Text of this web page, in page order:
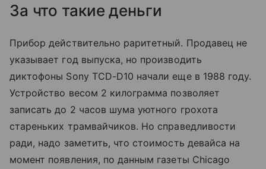
За что такие деньги
Прибор действительно раритетный. Продавец не
указывает год выпуска, но производить
диктофоны Sony TCD-D10 начали еще в 1988 году.
Устройство весом 2 килограмма позволяет
записать до 2 часов шума уютного грохота
стареньких трамвайчиков. Но справедливости
ради, надо заметить, что стоимость девайса на
момент появления, по данным газеты Chicago